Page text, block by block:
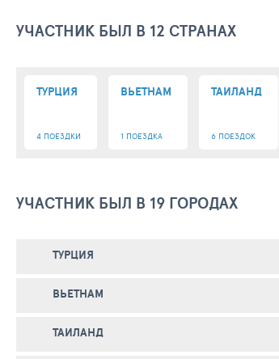
УЧАСТНИК БЫЛ В 12 СТРАНАХ
ТУРЦИЯ
4 ПОЕЗДКИ
ВЬЕТНАМ
1 ПОЕЗДКА
ТАИЛАНД
6 ПОЕЗДОК
УЧАСТНИК БЫЛ В 19 ГОРОДАХ
ТУРЦИЯ
ВЬЕТНАМ
ТАИЛАНД